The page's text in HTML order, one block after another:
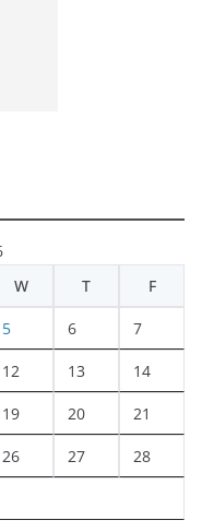
W T F
5 6 7
12 13 14
19 20 21
26 27 28